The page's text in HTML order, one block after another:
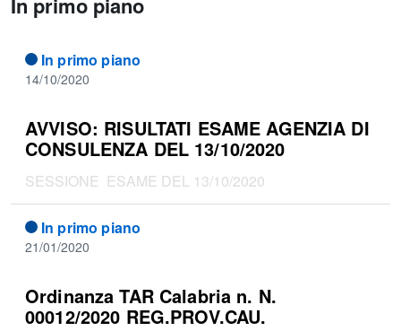
In primo piano
14/10/2020
AVVISO: RISULTATI ESAME AGENZIA DI
CONSULENZA DEL 13/10/2020
SESSIONE ESAME DEL 13/10/2020
In primo piano
21/01/2020
Ordinanza TAR Calabria n. N.
00012/2020 REG.PROV.CAU.